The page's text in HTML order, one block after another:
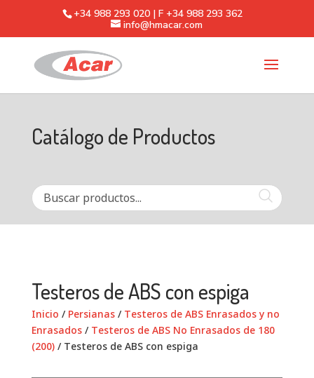
+34 988 293 020 | F +34 988 293 362
info@hmacar.com
Catálogo de Productos
Testeros de ABS con espiga
Inicio / Persianas/ Testeros de ABS Enrasados y no
Enrasados/ Testeros de ABS No Enrasados de 180
(200)/ Testeros de ABS con espiga